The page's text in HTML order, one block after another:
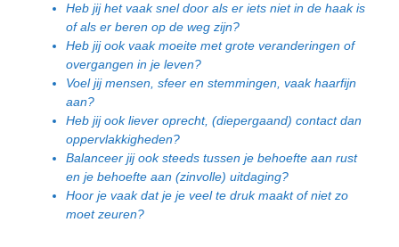
Heb jij het vaak snel door als er iets niet in de haak is
of als er beren op de weg zijn?
Heb jij ook vaak moeite met grote veranderingen of
overgangen in je leven?
Voel jij mensen, sfeer en stemmingen, vaak haarfijn
aan?
Heb jij ook liever oprecht, (diepergaand) contact dan
oppervlakkigheden?
Balanceer jij ook steeds tussen je behoefte aan rust
en je behoefte aan (zinvolle) uitdaging?
Hoor je vaak dat je je veel te druk maakt of niet zo
moet zeuren?